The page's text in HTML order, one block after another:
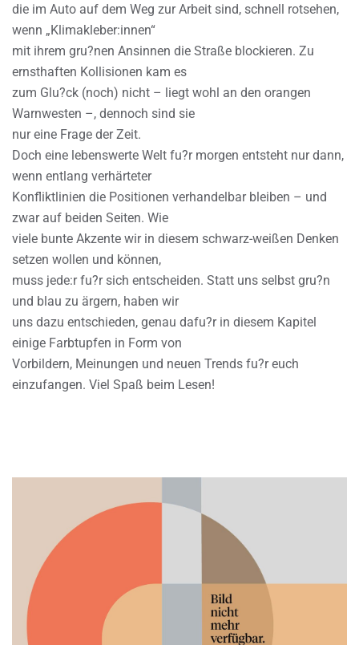
die im Auto auf dem Weg zur Arbeit sind, schnell rotsehen,
wenn „Klimakleber:innen“
mit ihrem gru?nen Ansinnen die Straße blockieren. Zu
ernsthaften Kollisionen kam es
zum Glu?ck (noch) nicht – liegt wohl an den orangen
Warnwesten –, dennoch sind sie
nur eine Frage der Zeit.
Doch eine lebenswerte Welt fu?r morgen entsteht nur dann,
wenn entlang verhärteter
Konfliktlinien die Positionen verhandelbar bleiben – und
zwar auf beiden Seiten. Wie
viele bunte Akzente wir in diesem schwarz-weißen Denken
setzen wollen und können,
muss jede:r fu?r sich entscheiden. Statt uns selbst gru?n
und blau zu ärgern, haben wir
uns dazu entschieden, genau dafu?r in diesem Kapitel
einige Farbtupfen in Form von
Vorbildern, Meinungen und neuen Trends fu?r euch
einzufangen. Viel Spaß beim Lesen!